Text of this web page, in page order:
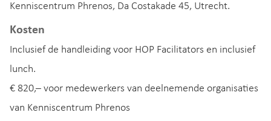
Kenniscentrum Phrenos, Da Costakade 45, Utrecht.
Kosten
Inclusief de handleiding voor HOP Facilitators en inclusief
lunch.
€ 820,– voor medewerkers van deelnemende organisaties
van Kenniscentrum Phrenos